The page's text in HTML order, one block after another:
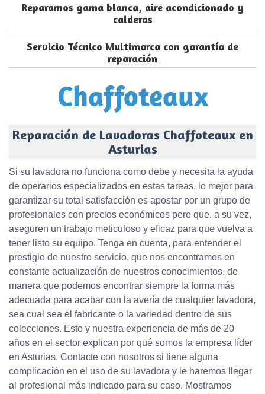
Reparamos gama blanca, aire acondicionado y
calderas
Servicio Técnico Multimarca con garantía de
reparación
Reparación de Lavadoras Chaffoteaux en
Asturias
Si su lavadora no funciona como debe y necesita la ayuda
de operarios especializados en estas tareas, lo mejor para
garantizar su total satisfacción es apostar por un grupo de
profesionales con precios económicos pero que, a su vez,
aseguren un trabajo meticuloso y eficaz para que vuelva a
tener listo su equipo. Tenga en cuenta, para entender el
prestigio de nuestro servicio, que nos encontramos en
constante actualización de nuestros conocimientos, de
manera que podemos encontrar siempre la forma más
adecuada para acabar con la avería de cualquier lavadora,
sea cual sea el fabricante o la variedad dentro de sus
colecciones. Esto y nuestra experiencia de más de 20
años en el sector explican por qué somos la empresa líder
en Asturias. Contacte con nosotros si tiene alguna
complicación en el uso de su lavadora y le haremos llegar
al profesional más indicado para su caso. Mostramos